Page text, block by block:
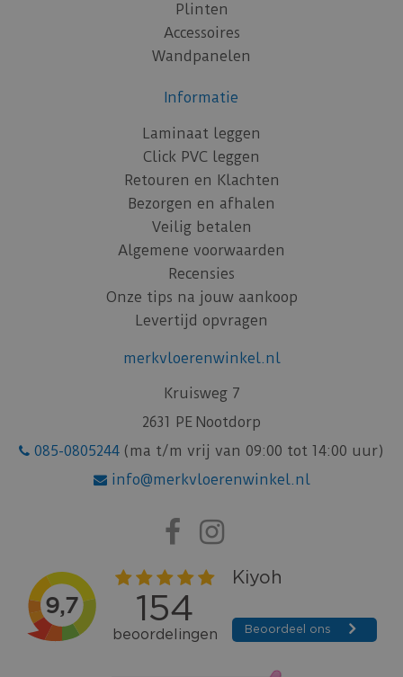
Plinten
Accessoires
Wandpanelen
Informatie
Laminaat leggen
Click PVC leggen
Retouren en Klachten
Bezorgen en afhalen
Veilig betalen
Algemene voorwaarden
Recensies
Onze tips na jouw aankoop
Levertijd opvragen
merkvloerenwinkel.nl
Kruisweg 7
2631 PE Nootdorp
085-0805244 (ma t/m vrij van 09:00 tot 14:00 uur)
info@merkvloerenwinkel.nl